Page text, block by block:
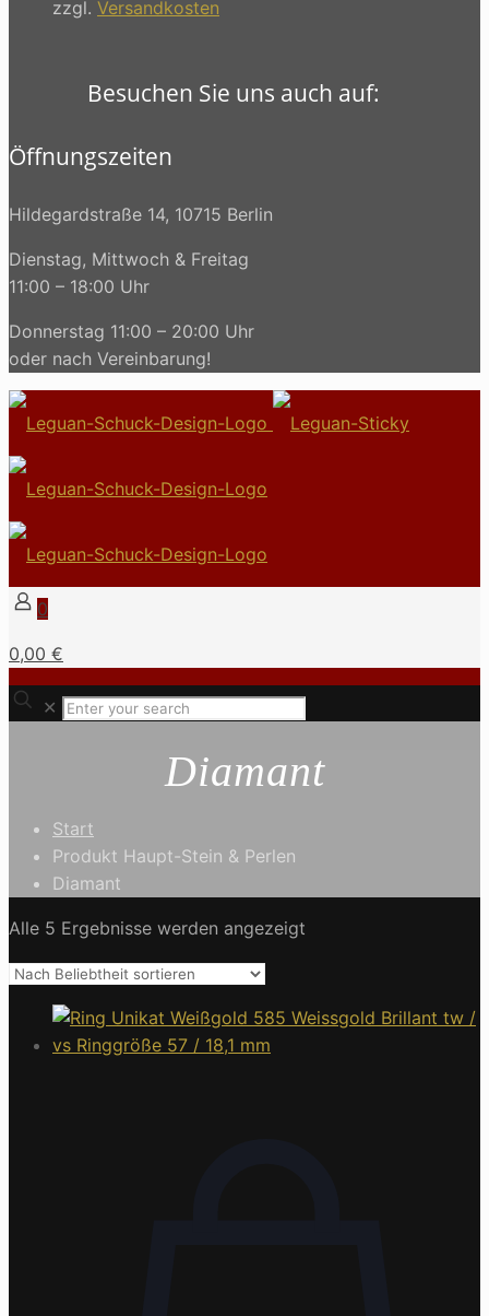
zzgl. Versandkosten
Besuchen Sie uns auch auf:
Öffnungszeiten
Hildegardstraße 14, 10715 Berlin
Dienstag, Mittwoch & Freitag
11:00 – 18:00 Uhr
Donnerstag 11:00 – 20:00 Uhr
oder nach Vereinbarung!
0
0,00 €
✕
Diamant
Start
Produkt Haupt-Stein & Perlen
Diamant
Alle 5 Ergebnisse werden angezeigt